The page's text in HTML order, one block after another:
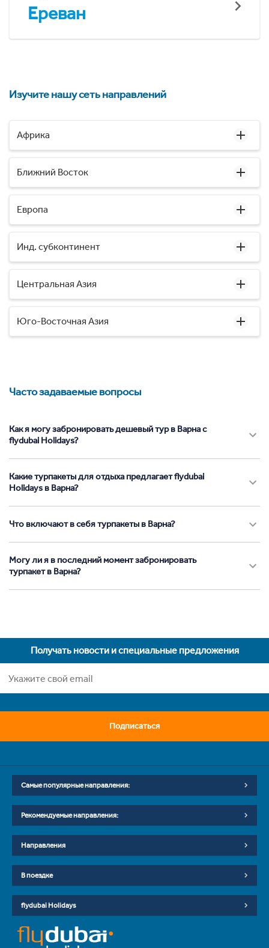
Ереван
Изучите нашу сеть направлений
Африка
Ближний Восток
Европа
Инд. субконтинент
Центральная Азия
Юго-Восточная Азия
Часто задаваемые вопросы
Как я могу забронировать дешевый тур в Варна с
flydubai Holidays?
Какие турпакеты для отдыха предлагает flydubai
Holidays в Варна?
Что включают в себя турпакеты в Варна?
Могу ли я в последний момент забронировать
турпакет в Варна?
Получать новости и специальные предложения
Подписаться
Самые популярные направления:
Рекомендуемые направления:
Направления
В поездке
flydubai Holidays